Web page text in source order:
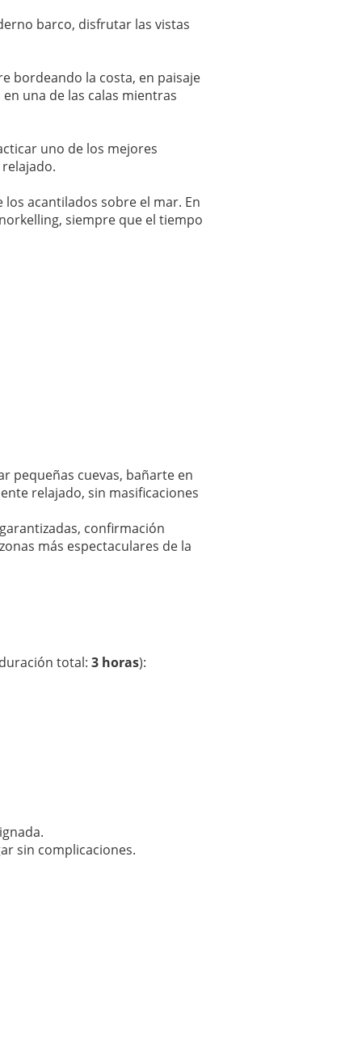
barco, disfrutar las vistas
bordeando la costa, en paisaje
una de las calas mientras
uno de los mejores
acantilados sobre el mar. En
siempre que el tiempo
pequeñas cuevas, bañarte en
relajado, sin masificaciones
confirmación
más espectaculares de la
total: 3 horas):
sin complicaciones.